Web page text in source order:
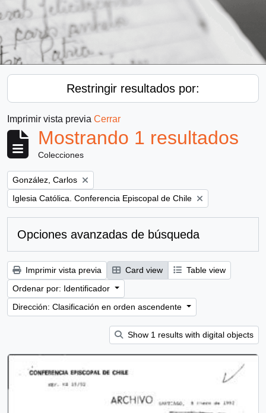
Restringir resultados por:
Imprimir vista previa Cerrar
Mostrando 1 resultados
Colecciones
Remove filter:
González, Carlos
Remove filter:
Iglesia Católica. Conferencia Episcopal de Chile
Opciones avanzadas de búsqueda
Imprimir vista previa Card view
Table view
Ordenar por: Identificador
Dirección: Clasificación en orden ascendente
Show 1 results with digital objects